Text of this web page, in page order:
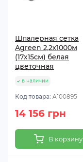
Шпалерная сетка
Agreen 2,2х1000м
(17х15см) белая
цветочная
в наличии
Код товара: A100895
14 156 грн
В корзину